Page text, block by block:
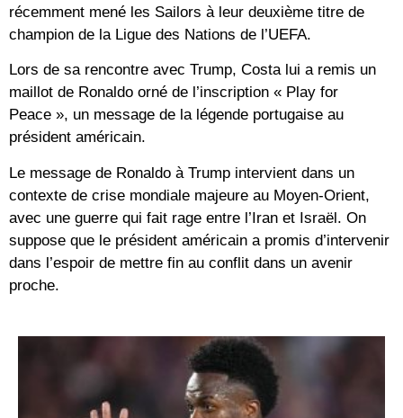
récemment mené les Sailors à leur deuxième titre de
champion de la Ligue des Nations de l’UEFA.
Lors de sa rencontre avec Trump, Costa lui a remis un
maillot de Ronaldo orné de l’inscription « Play for
Peace », un message de la légende portugaise au
président américain.
Le message de Ronaldo à Trump intervient dans un
contexte de crise mondiale majeure au Moyen-Orient,
avec une guerre qui fait rage entre l’Iran et Israël. On
suppose que le président américain a promis d’intervenir
dans l’espoir de mettre fin au conflit dans un avenir
proche.